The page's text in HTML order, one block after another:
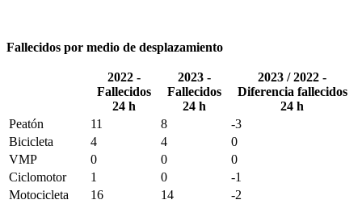
Fallecidos por medio de desplazamiento
2022 -
Fallecidos
24 h
2023 -
Fallecidos
24 h
2023 / 2022 -
Diferencia fallecidos
24 h
Peatón
11 8
-3
Bicicleta
4 4
0
VMP
0 0
0
Ciclomotor
1 0
-1
Motocicleta
16 14
-2